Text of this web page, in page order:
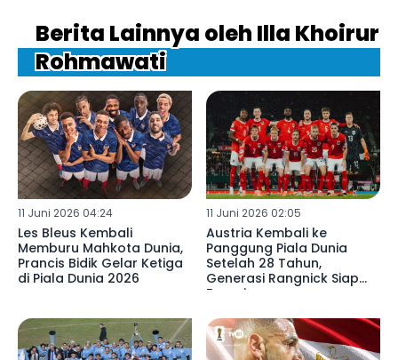
Berita Lainnya oleh Illa Khoirur
Rohmawati
11 Juni 2026 04:24
Les Bleus Kembali
Memburu Mahkota Dunia,
Prancis Bidik Gelar Ketiga
di Piala Dunia 2026
11 Juni 2026 02:05
Austria Kembali ke
Panggung Piala Dunia
Setelah 28 Tahun,
Generasi Rangnick Siap
Bersaing